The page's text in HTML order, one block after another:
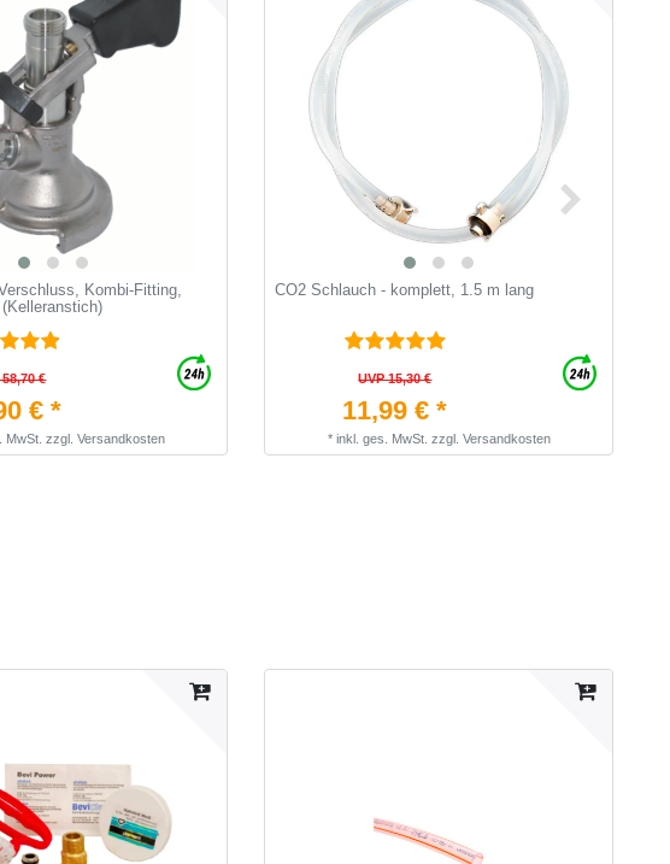
Kombi-Fitting,
58,70 €
€ *
MwSt. zzgl. Versandkosten
CO2 Schlauch - komplett, 1.5 m lang
UVP 15,30 €
11,99 € *
* inkl. ges. MwSt. zzgl. Versandkosten